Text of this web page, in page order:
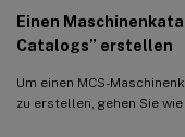
Einen
Catalogs” erstellen
Um einen MCS-
zu erstellen, gehen Sie